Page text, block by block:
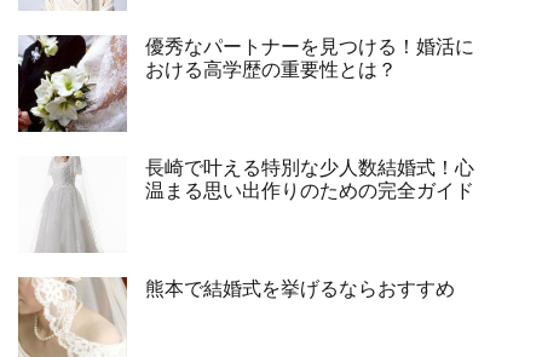
優秀なパートナーを見つける！婚活に
おける高学歴の重要性とは？
長崎で叶える特別な少人数結婚式！心
温まる思い出作りのための完全ガイド
熊本で結婚式を挙げるならおすすめ